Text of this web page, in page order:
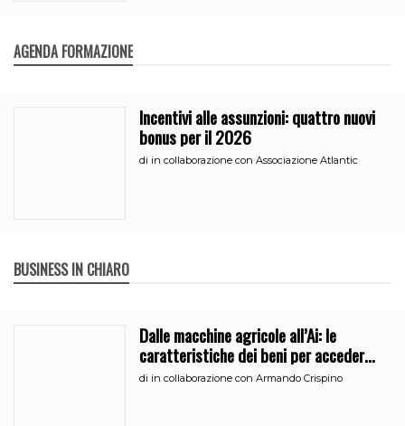
AGENDA FORMAZIONE
Incentivi alle assunzioni: quattro nuovi
bonus per il 2026
di in collaborazione con Associazione Atlantic
BUSINESS IN CHIARO
Dalle macchine agricole all’Ai: le
caratteristiche dei beni per accedere
all’iperammortamento
di in collaborazione con Armando Crispino